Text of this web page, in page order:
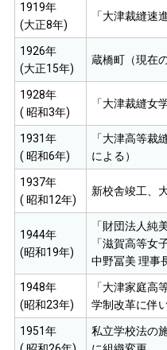
1919年
(大正8年)
「大津裁縫速
1926年
(大正15年)
蔵橋町（現在
1928年
( 昭和3年)
「大津裁縫女
1931年
( 昭和6年)
「大津高等裁
による）
1937年
( 昭和12年)
新校舎竣工、
1944年
(昭和19年)
「財団法人純
「滋賀高等女
中野冨美 理事
1948年
(昭和23年)
「大津家庭高
学制改革に伴
1951年
私立学校法の